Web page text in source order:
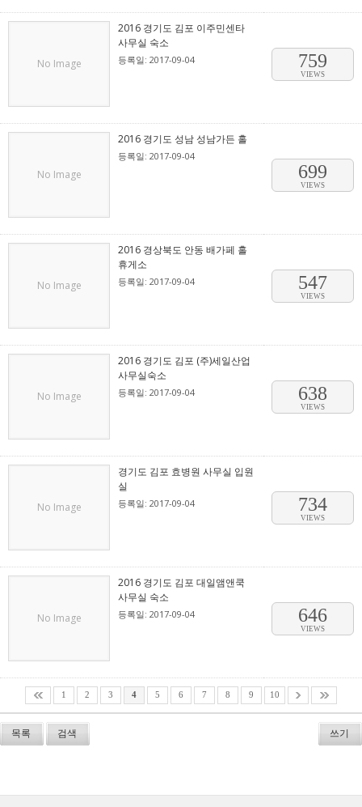
No Image
2016 경기도 김포 이주민센타
사무실 숙소
등록일: 2017-09-04 759
VIEWS
No Image
2016 경기도 성남 성남가든 홀
등록일: 2017-09-04
699
VIEWS
No Image
2016 경상북도 안동 배가페 홀
휴게소
등록일: 2017-09-04 547
VIEWS
No Image
2016 경기도 김포 (주)세일산업
사무실숙소
등록일: 2017-09-04 638
VIEWS
No Image
경기도 김포 효병원 사무실 입원
실
등록일: 2017-09-04 734
VIEWS
No Image
2016 경기도 김포 대일앰앤쿡
사무실 숙소
등록일: 2017-09-04 646
VIEWS
1 2 3 4 5 6 7 8 9 10
목록 검색 쓰기